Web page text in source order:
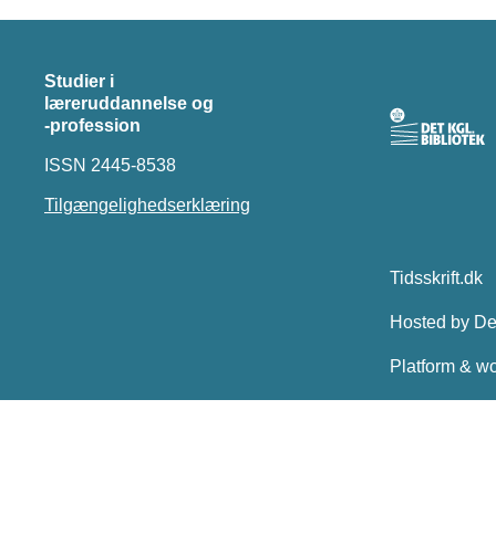
Studier i
læreruddannelse og
-profession
ISSN 2445-8538
Tilgængelighedserklæring